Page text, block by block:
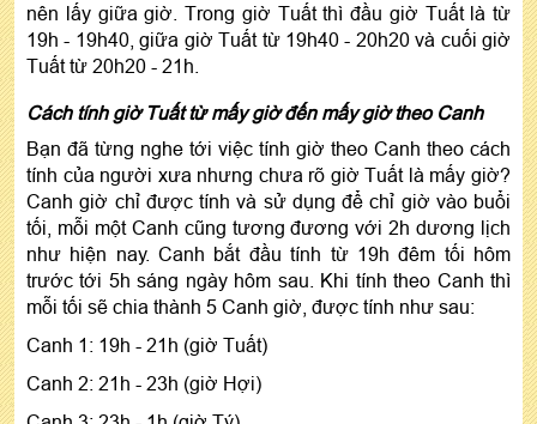
nên lấy giữa giờ. Trong giờ Tuất thì đầu giờ Tuất là từ
19h - 19h40, giữa giờ Tuất từ 19h40 - 20h20 và cuối giờ
Tuất từ 20h20 - 21h.
Cách tính giờ Tuất từ mấy giờ đến mấy giờ theo Canh
Bạn đã từng nghe tới việc tính giờ theo Canh theo cách
tính của người xưa nhưng chưa rõ giờ Tuất là mấy giờ?
Canh giờ chỉ được tính và sử dụng để chỉ giờ vào buổi
tối, mỗi một Canh cũng tương đương với 2h dương lịch
như hiện nay. Canh bắt đầu tính từ 19h đêm tối hôm
trước tới 5h sáng ngày hôm sau. Khi tính theo Canh thì
mỗi tối sẽ chia thành 5 Canh giờ, được tính như sau:
Canh 1: 19h - 21h (giờ Tuất)
Canh 2: 21h - 23h (giờ Hợi)